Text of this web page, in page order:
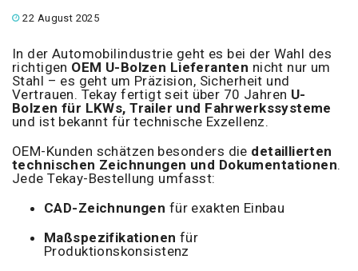
22 August 2025
In der Automobilindustrie geht es bei der Wahl des
richtigen OEM U-Bolzen Lieferanten nicht nur um
Stahl – es geht um Präzision, Sicherheit und
Vertrauen. Tekay fertigt seit über 70 Jahren U-
Bolzen für LKWs, Trailer und Fahrwerkssysteme
und ist bekannt für technische Exzellenz.
OEM-Kunden schätzen besonders die detaillierten
technischen Zeichnungen und Dokumentationen.
Jede Tekay-Bestellung umfasst:
CAD-Zeichnungen für exakten Einbau
Maßspezifikationen für
Produktionskonsistenz